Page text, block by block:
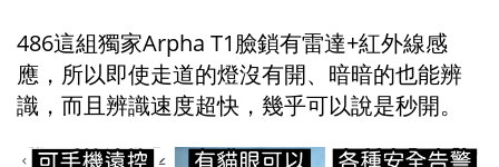
486這組獨家Arpha T1臉鎖有雷達+紅外線感
應，所以即使走道的燈沒有開、暗暗的也能辨
識，而且辨識速度超快，幾乎可以說是秒開。